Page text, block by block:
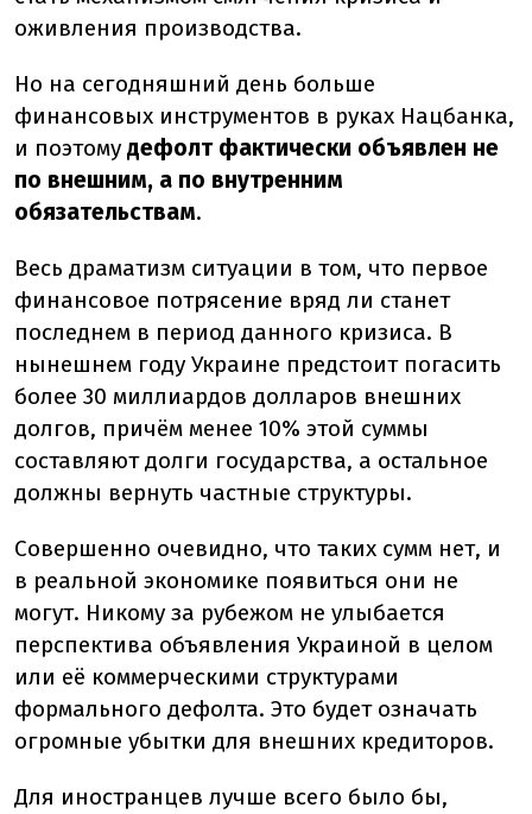
оживления производства.
Но на сегодняшний день больше
финансовых инструментов в руках Нацбанка,
и поэтому дефолт фактически объявлен не
по внешним, а по внутренним
обязательствам.
Весь драматизм ситуации в том, что первое
финансовое потрясение вряд ли станет
последнем в период данного кризиса. В
нынешнем году Украине предстоит погасить
более 30 миллиардов долларов внешних
долгов, причём менее 10% этой суммы
составляют долги государства, а остальное
должны вернуть частные структуры.
Совершенно очевидно, что таких сумм нет, и
в реальной экономике появиться они не
могут. Никому за рубежом не улыбается
перспектива объявления Украиной в целом
или её коммерческими структурами
формального дефолта. Это будет означать
огромные убытки для внешних кредиторов.
Для иностранцев лучше всего было бы,